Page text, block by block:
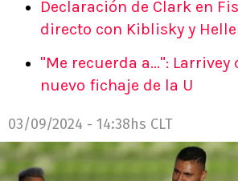
Declaración de Clark en
directo con Kiblisky y
"Me recuerda a...":
nuevo fichaje de la U
03/09/2024 - 14:38hs CLT